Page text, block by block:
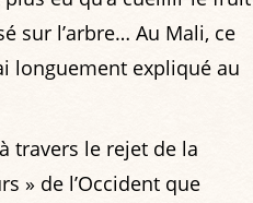
sur l’arbre… Au Mali, ce
longuement expliqué au
travers le rejet de la
» de l’Occident que